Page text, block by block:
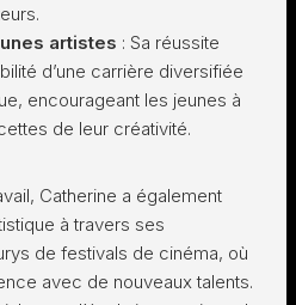
artistes : Sa réussite
d’une carrière diversifiée
encourageant les jeunes à
de leur créativité.
Catherine a également
à travers ses
de festivals de cinéma, où
avec de nouveaux talents.